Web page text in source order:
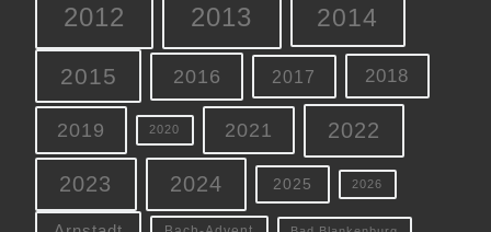
2012 2013 2014
2015 2016 2017 2018
2019 2020 2021 2022
2023 2024 2025 2026